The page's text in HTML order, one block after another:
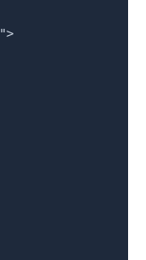
">